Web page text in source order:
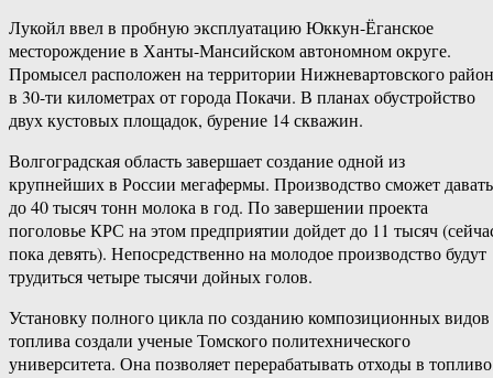
Лукойл ввел в пробную эксплуатацию Юккун-Ёганское
месторождение в Ханты-Мансийском автономном округе.
Промысел расположен на территории Нижневартовского
в 30-ти километрах от города Покачи. В планах обустройство
двух кустовых площадок, бурение 14 скважин.
Волгоградская область завершает создание одной из
крупнейших в России мегафермы. Производство сможет давать
до 40 тысяч тонн молока в год. По завершении проекта
поголовье КРС на этом предприятии дойдет до 11 тысяч
пока девять). Непосредственно на молодое производство будут
трудиться четыре тысячи дойных голов.
Установку полного цикла по созданию композиционных видов
топлива создали ученые Томского политехнического
университета. Она позволяет перерабатывать отходы в